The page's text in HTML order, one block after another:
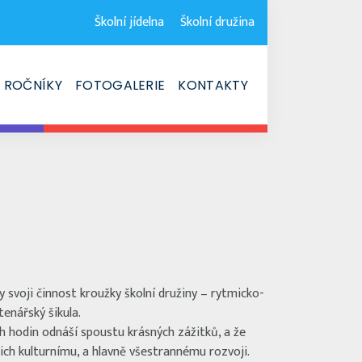
Školní jídelna Školní družina
ROČNÍKY FOTOGALERIE KONTAKTY
svoji činnost kroužky školní družiny – rytmicko-
šikula.
hodin odnáší spoustu krásných zážitků, a že
kulturnímu, a hlavně všestrannému rozvoji.